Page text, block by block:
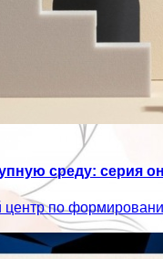
среду: серия
по